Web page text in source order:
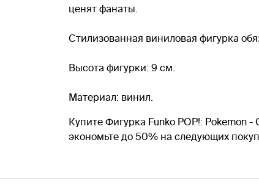
ценят фанаты.
Стилизованная виниловая фигурка
Высота фигурки: 9 см.
Материал: винил.
Купите Фигурка Funko POP!: Pokemon
экономьте до 50% на следующих